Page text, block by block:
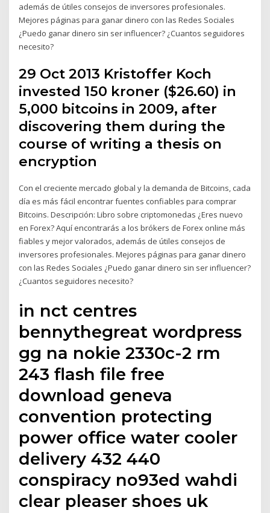
además de útiles consejos de inversores profesionales.
Mejores páginas para ganar dinero con las Redes Sociales
¿Puedo ganar dinero sin ser influencer? ¿Cuantos seguidores
necesito?
29 Oct 2013 Kristoffer Koch
invested 150 kroner ($26.60) in
5,000 bitcoins in 2009, after
discovering them during the
course of writing a thesis on
encryption
Con el creciente mercado global y la demanda de Bitcoins, cada
día es más fácil encontrar fuentes confiables para comprar
Bitcoins. Descripción: Libro sobre criptomonedas ¿Eres nuevo
en Forex? Aquí encontrarás a los brókers de Forex online más
fiables y mejor valorados, además de útiles consejos de
inversores profesionales. Mejores páginas para ganar dinero
con las Redes Sociales ¿Puedo ganar dinero sin ser influencer?
¿Cuantos seguidores necesito?
in nct centres
bennythegreat wordpress
gg na nokie 2330c-2 rm
243 flash file free
download geneva
convention protecting
power office water cooler
delivery 432 440
conspiracy no93ed wahdi
clear pleaser shoes uk